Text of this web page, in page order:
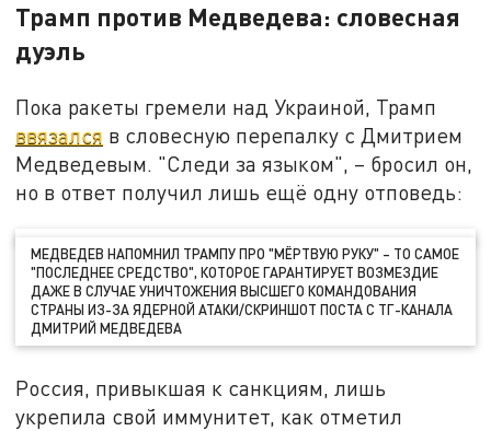
Трамп против Медведева: словесная
дуэль
Пока ракеты гремели над Украиной, Трамп
ввязался в словесную перепалку с Дмитрием
Медведевым. "Следи за языком", – бросил он,
но в ответ получил лишь ещё одну отповедь:
МЕДВЕДЕВ НАПОМНИЛ ТРАМПУ ПРО "МЁРТВУЮ РУКУ" – ТО САМОЕ
"ПОСЛЕДНЕЕ СРЕДСТВО", КОТОРОЕ ГАРАНТИРУЕТ ВОЗМЕЗДИЕ
ДАЖЕ В СЛУЧАЕ УНИЧТОЖЕНИЯ ВЫСШЕГО КОМАНДОВАНИЯ
СТРАНЫ ИЗ-ЗА ЯДЕРНОЙ АТАКИ/СКРИНШОТ ПОСТА С ТГ-КАНАЛА
ДМИТРИЙ МЕДВЕДЕВА
Россия, привыкшая к санкциям, лишь
укрепила свой иммунитет, как отметил